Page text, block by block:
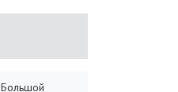
Большой